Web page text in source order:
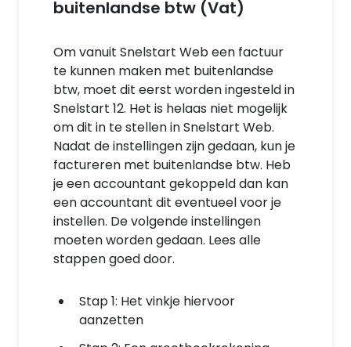
buitenlandse btw (Vat)
Om vanuit Snelstart Web een factuur
te kunnen maken met buitenlandse
btw, moet dit eerst worden ingesteld in
Snelstart 12. Het is helaas niet mogelijk
om dit in te stellen in Snelstart Web.
Nadat de instellingen zijn gedaan, kun je
factureren met buitenlandse btw. Heb
je een accountant gekoppeld dan kan
een accountant dit eventueel voor je
instellen. De volgende instellingen
moeten worden gedaan. Lees alle
stappen goed door.
Stap 1: Het vinkje hiervoor
aanzetten